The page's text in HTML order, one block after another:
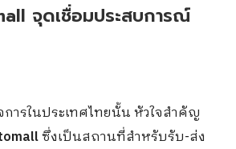
จุดเชื่อมประสบการณ์
ารในประเทศไทยนั้น หัวใจสำคัญ
ซึ่งเป็นสถานที่สำหรับรับ-ส่ง